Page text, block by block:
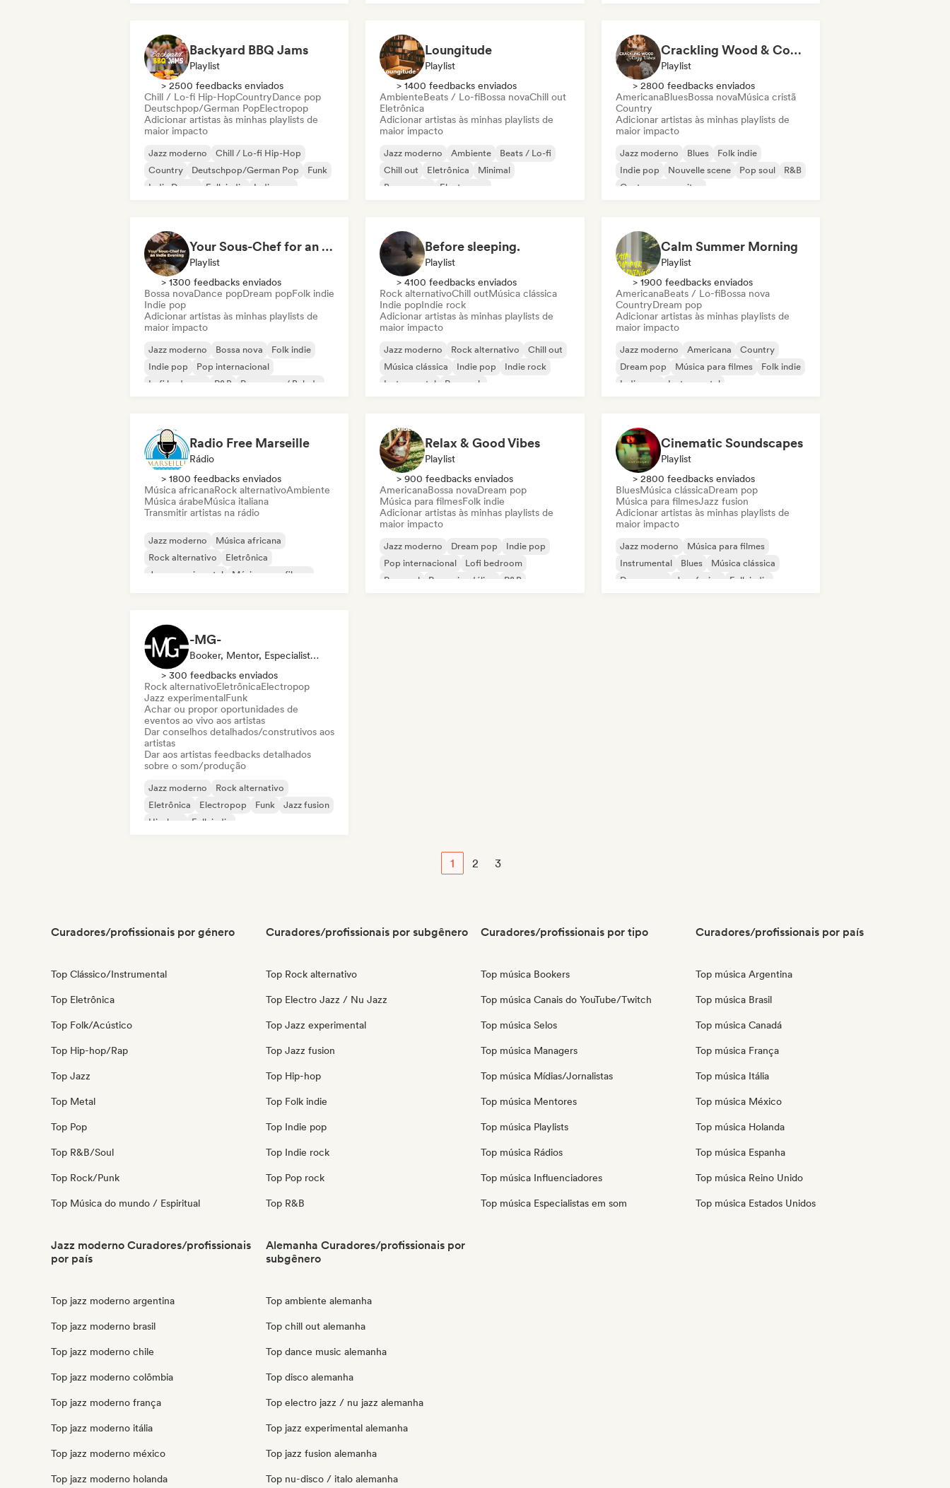
Backyard BBQ Jams
Playlist
> 2500 feedbacks enviados
Chill / Lo-fi Hip-HopCountryDance pop
Deutschpop/German PopElectropop
Adicionar artistas às minhas playlists de
maior impacto
Jazz moderno
Chill / Lo-fi Hip-Hop
Country
Deutschpop/German Pop
Funk
Indie Dance
Folk indie Indie pop
Loungitude
Playlist
> 1400 feedbacks enviados
AmbienteBeats / Lo-fiBossa novaChill out
Eletrônica
Adicionar artistas às minhas playlists de
maior impacto
Jazz moderno Ambiente
Beats / Lo-fi
Chill out
Eletrônica
Minimal
Bossa nova
Electropop
Crackling Wood & Cozy Vibes 🔥 Singer-Songwriter, Dream Pop & Bedroom Pop
Playlist
> 2800 feedbacks enviados
AmericanaBluesBossa novaMúsica cristã
Country
Adicionar artistas às minhas playlists de
maior impacto
Jazz moderno Blues
Folk indie
Indie pop
Nouvelle scene Pop soul
R&B
Cantor-compositor
Your Sous-Chef for an Indie Evening
Playlist
> 1300 feedbacks enviados
Bossa novaDance popDream popFolk indie
Indie pop
Adicionar artistas às minhas playlists de
maior impacto
Jazz moderno Bossa nova
Folk indie
Indie pop
Pop internacional
Lofi bedroom
R&B Pop suave / Balada
Before sleeping.
Playlist
> 4100 feedbacks enviados
Rock alternativoChill outMúsica clássica
Indie popIndie rock
Adicionar artistas às minhas playlists de
maior impacto
Jazz moderno Rock alternativo
Chill out
Música clássica
Indie pop
Indie rock
Instrumental
Pop rock
Calm Summer Morning
Playlist
> 1900 feedbacks enviados
AmericanaBeats / Lo-fiBossa nova
CountryDream pop
Adicionar artistas às minhas playlists de
maior impacto
Jazz moderno Americana
Country
Dream pop
Música para filmes
Folk indie
Indie pop
Instrumental
Radio Free Marseille
Rádio
> 1800 feedbacks enviados
Música africanaRock alternativoAmbiente
Música árabeMúsica italiana
Transmitir artistas na rádio
Jazz moderno
Música africana
Rock alternativo
Eletrônica
Jazz experimental
Música para filmes
Relax & Good Vibes
Playlist
> 900 feedbacks enviados
AmericanaBossa novaDream pop
Música para filmesFolk indie
Adicionar artistas às minhas playlists de
maior impacto
Jazz moderno Dream pop
Indie pop
Pop internacional
Lofi bedroom
Pop soul
Pop psicodélico R&B
Cinematic Soundscapes
Playlist
> 2800 feedbacks enviados
BluesMúsica clássicaDream pop
Música para filmesJazz fusion
Adicionar artistas às minhas playlists de
maior impacto
Jazz moderno
Música para filmes
Instrumental
Blues
Música clássica
Dream pop
Jazz fusion Folk indie
-MG-
Booker, Mentor, Especialista Em Som
> 300 feedbacks enviados
Rock alternativoEletrônicaElectropop
Jazz experimentalFunk
Achar ou propor oportunidades de
eventos ao vivo aos artistas
Dar conselhos detalhados/construtivos aos
artistas
Dar aos artistas feedbacks detalhados
sobre o som/produção
Jazz moderno
Rock alternativo
Eletrônica
Electropop Funk
Jazz fusion
Hip-hop
Folk indie
1 2 3
Curadores/profissionais por género
Top Clássico/Instrumental
Top Eletrônica
Top Folk/Acústico
Top Hip-hop/Rap
Top Jazz
Top Metal
Top Pop
Top R&B/Soul
Top Rock/Punk
Top Música do mundo / Espiritual
Curadores/profissionais por subgênero
Top Rock alternativo
Top Electro Jazz / Nu Jazz
Top Jazz experimental
Top Jazz fusion
Top Hip-hop
Top Folk indie
Top Indie pop
Top Indie rock
Top Pop rock
Top R&B
Curadores/profissionais por tipo
Top música Bookers
Top música Canais do YouTube/Twitch
Top música Selos
Top música Managers
Top música Mídias/Jornalistas
Top música Mentores
Top música Playlists
Top música Rádios
Top música Influenciadores
Top música Especialistas em som
Curadores/profissionais por país
Top música Argentina
Top música Brasil
Top música Canadá
Top música França
Top música Itália
Top música México
Top música Holanda
Top música Espanha
Top música Reino Unido
Top música Estados Unidos
Jazz moderno Curadores/profissionais
por país
Top jazz moderno argentina
Top jazz moderno brasil
Top jazz moderno chile
Top jazz moderno colômbia
Top jazz moderno frança
Top jazz moderno itália
Top jazz moderno méxico
Top jazz moderno holanda
Alemanha Curadores/profissionais por
subgênero
Top ambiente alemanha
Top chill out alemanha
Top dance music alemanha
Top disco alemanha
Top electro jazz / nu jazz alemanha
Top jazz experimental alemanha
Top jazz fusion alemanha
Top nu-disco / italo alemanha